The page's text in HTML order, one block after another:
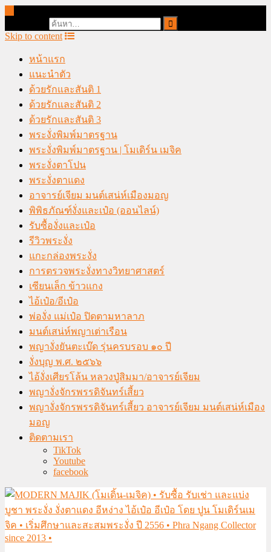
Skip to content
หน้าแรก
แนะนำตัว
ด้วยรักและสันติ 1
ด้วยรักและสันติ 2
ด้วยรักและสันติ 3
พระงั่งพิมพ์มาตรฐาน
พระงั่งพิมพ์มาตรฐาน | โมเดิร์น เมจิค
พระงั่งตาโปน
พระงั่งตาแดง
อาจารย์เจียม มนต์เสน่ห์เมืองมอญ
พิพิธภัณฑ์งั่งและเป๋อ (ออนไลน์)
รับซื้องั่งและเป๋อ
รีวิวพระงั่ง
แกะกล่องพระงั่ง
การตรวจพระงั่งทางวิทยาศาสตร์
เซียนเล็ก ข้าวแกง
ไอ้เป๋อ/อีเป๋อ
พ่องั่ง แม่เป๋อ ปิดตามหาลาภ
มนต์เสน่ห์พญาเต่าเรือน
พญางั่งยันตะเบ๊ด รุ่นครบรอบ ๑๐ ปี
งั่งบุญ พ.ศ. ๒๕๖๖
ไอ้งั่งเศียรโล้น หลวงปู่สิมมา/อาจารย์เจียม
พญางั่งจักรพรรดิจันทร์เสี้ยว
พญางั่งจักรพรรดิจันทร์เสี้ยว อาจารย์เจียม มนต์เสน่ห์เมือง
มอญ
ติดตามเรา
TikTok
Youtube
facebook